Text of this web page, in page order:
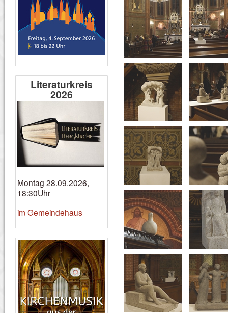
Literaturkreis
2026
Montag 28.09.2026,
18:30Uhr
im Gemeindehaus